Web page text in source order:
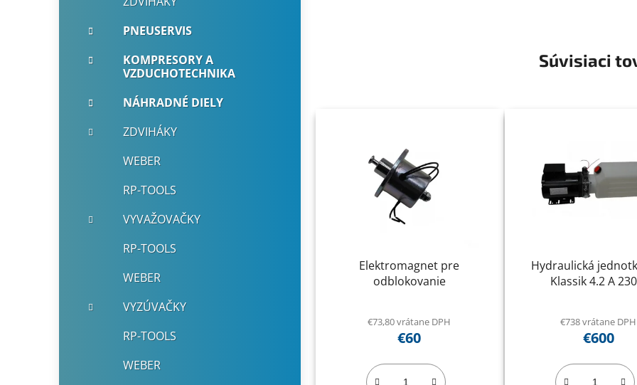
PNEUSERVIS
KOMPRESORY A
VZDUCHOTECHNIKA
NÁHRADNÉ DIELY
ZDVIHÁKY
WEBER
RP-TOOLS
VYVAŽOVAČKY
RP-TOOLS
WEBER
VYZÚVAČKY
RP-TOOLS
WEBER
Súvisiaci
Elektromagnet pre
odblokovanie
€73,80 vrátane DPH
€60
Hydraulická
Klassik 4.2 A
€738 vrátane DPH
€600